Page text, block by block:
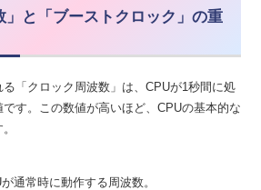
」と「ブーストクロック」の重
る「クロック周波数」は、CPUが1秒間に処
す。この数値が高いほど、CPUの基本的な
通常時に動作する周波数。